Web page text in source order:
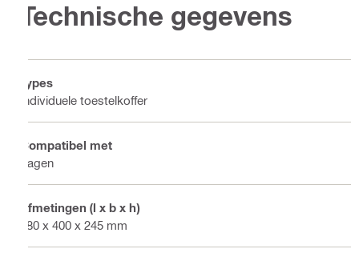
Technische gegevens
Types
Individuele toestelkoffer
Compatibel met
Zagen
Afmetingen (l x b x h)
580 x 400 x 245 mm